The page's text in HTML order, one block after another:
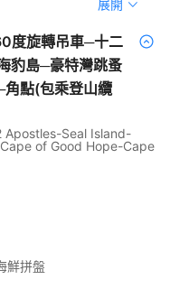
展開
度旋轉吊車─十二
豹島─豪特灣跳蚤
點(包乘登山纜
Apostles-Seal Island-
of Good Hope-Cape
鮮拼盤